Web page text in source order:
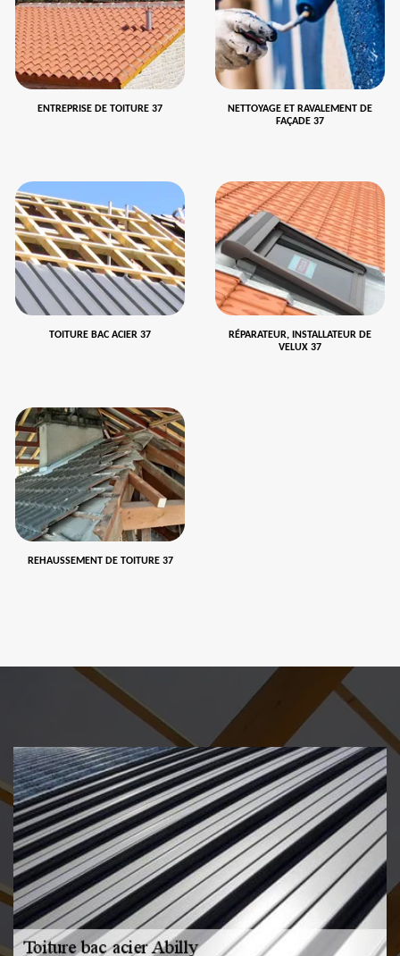
ENTREPRISE DE TOITURE 37
NETTOYAGE ET RAVALEMENT DE
FAÇADE 37
TOITURE BAC ACIER 37
RÉPARATEUR, INSTALLATEUR DE
VELUX 37
REHAUSSEMENT DE TOITURE 37